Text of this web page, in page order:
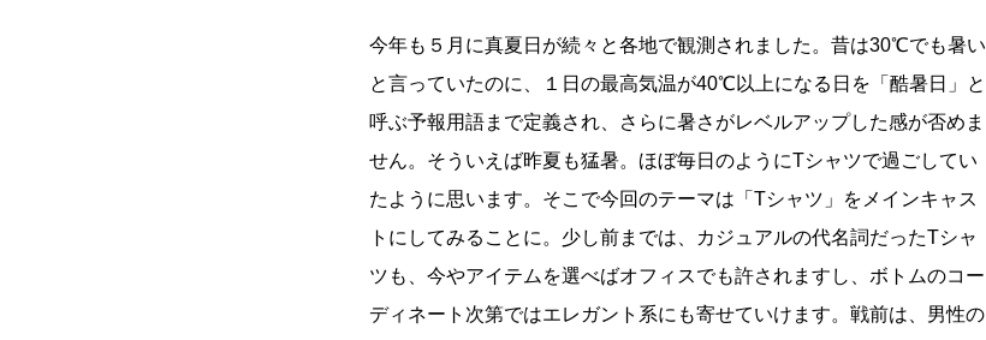
今年も５月に真夏日が続々と各地で観測されました。昔は30℃でも暑い
と言っていたのに、１日の最高気温が40℃以上になる日を「酷暑日」と
呼ぶ予報用語まで定義され、さらに暑さがレベルアップした感が否めま
せん。そういえば昨夏も猛暑。ほぼ毎日のようにTシャツで過ごしてい
たように思います。そこで今回のテーマは「Tシャツ」をメインキャス
トにしてみることに。少し前までは、カジュアルの代名詞だったTシャ
ツも、今やアイテムを選べばオフィスでも許されますし、ボトムのコー
ディネート次第ではエレガント系にも寄せていけます。戦前は、男性の